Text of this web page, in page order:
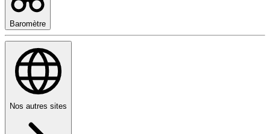
Baromètre
Nos autres sites